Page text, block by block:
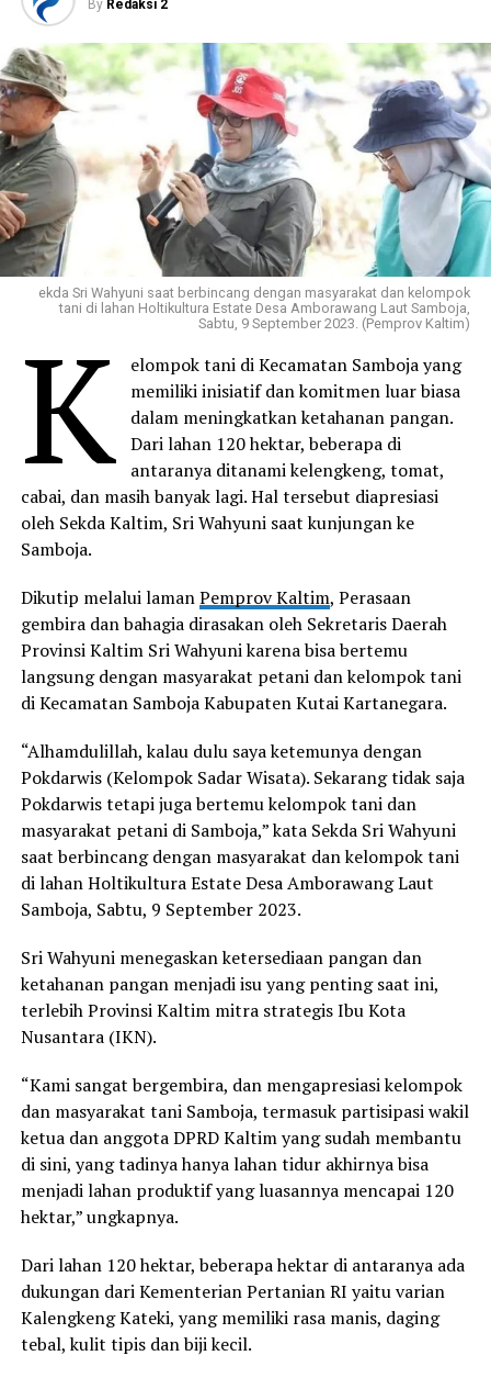
By Redaksi 2
ekda Sri Wahyuni saat berbincang dengan masyarakat dan kelompok
tani di lahan Holtikultura Estate Desa Amborawang Laut Samboja,
Sabtu, 9 September 2023. (Pemprov Kaltim)
K
elompok tani di Kecamatan Samboja yang
memiliki inisiatif dan komitmen luar biasa
dalam meningkatkan ketahanan pangan.
Dari lahan 120 hektar, beberapa di
antaranya ditanami kelengkeng, tomat,
cabai, dan masih banyak lagi. Hal tersebut diapresiasi
oleh Sekda Kaltim, Sri Wahyuni saat kunjungan ke
Samboja.
Dikutip melalui lamanPemprov Kaltim, Perasaan
gembira dan bahagia dirasakan oleh Sekretaris Daerah
Provinsi Kaltim Sri Wahyuni karena bisa bertemu
langsung dengan masyarakat petani dan kelompok tani
di Kecamatan Samboja Kabupaten Kutai Kartanegara.
“Alhamdulillah, kalau dulu saya ketemunya dengan
Pokdarwis (Kelompok Sadar Wisata). Sekarang tidak saja
Pokdarwis tetapi juga bertemu kelompok tani dan
masyarakat petani di Samboja,” kata Sekda Sri Wahyuni
saat berbincang dengan masyarakat dan kelompok tani
di lahan Holtikultura Estate Desa Amborawang Laut
Samboja, Sabtu, 9 September 2023.
Sri Wahyuni menegaskan ketersediaan pangan dan
ketahanan pangan menjadi isu yang penting saat ini,
terlebih Provinsi Kaltim mitra strategis Ibu Kota
Nusantara (IKN).
“Kami sangat bergembira, dan mengapresiasi kelompok
dan masyarakat tani Samboja, termasuk partisipasi wakil
ketua dan anggota DPRD Kaltim yang sudah membantu
di sini, yang tadinya hanya lahan tidur akhirnya bisa
menjadi lahan produktif yang luasannya mencapai 120
hektar,” ungkapnya.
Dari lahan 120 hektar, beberapa hektar di antaranya ada
dukungan dari Kementerian Pertanian RI yaitu varian
Kalengkeng Kateki, yang memiliki rasa manis, daging
tebal, kulit tipis dan biji kecil.